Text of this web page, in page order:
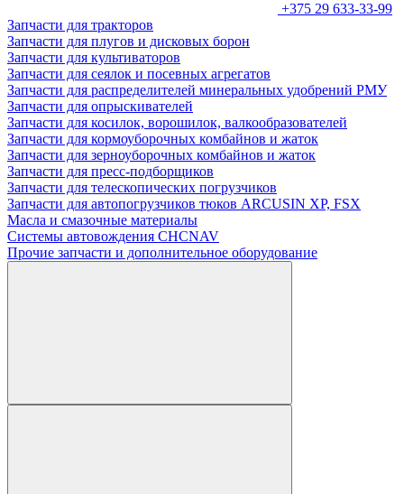
+375 29 633-33-99
Запчасти для тракторов
Запчасти для плугов и дисковых борон
Запчасти для культиваторов
Запчасти для сеялок и посевных агрегатов
Запчасти для распределителей минеральных удобрений РМУ
Запчасти для опрыскивателей
Запчасти для косилок, ворошилок, валкообразователей
Запчасти для кормоуборочных комбайнов и жаток
Запчасти для зерноуборочных комбайнов и жаток
Запчасти для пресс-подборщиков
Запчасти для телескопических погрузчиков
Запчасти для автопогрузчиков тюков ARCUSIN XP, FSX
Масла и смазочные материалы
Системы автовождения CHCNAV
Прочие запчасти и дополнительное оборудование